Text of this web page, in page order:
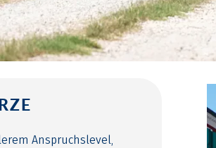
Anspruchslevel,